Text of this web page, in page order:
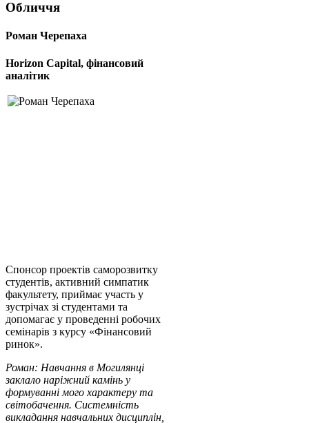
Обличчя
Роман Черепаха
Horizon Capital, фінансовий
аналітик
Спонсор проектів саморозвитку
студентів, активний симпатик
факультету, приймає участь у
зустрічах зі студентами та
допомагає у проведенні робочих
семінарів з курсу «Фінансовий
ринок».
Роман: Навчання в Могилянці
заклало наріжний камінь у
формуванні мого характеру та
світобачення. Системність
викладання навчальних дисциплін,